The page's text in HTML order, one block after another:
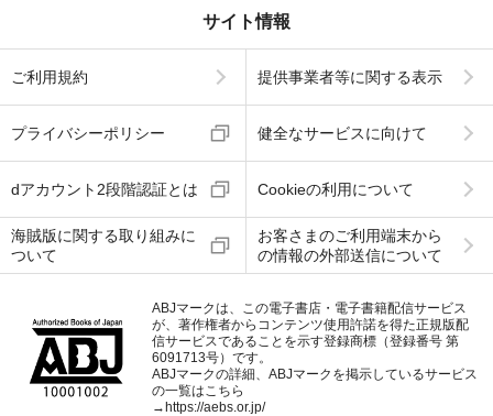
サイト情報
ご利用規約 提供事業者等に関する表示
プライバシーポリシー 健全なサービスに向けて
dアカウント2段階認証とは Cookieの利用について
海賊版に関する取り組みに
ついて
お客さまのご利用端末から
の情報の外部送信について
ABJマークは、この電子書店・電子書籍配信サービス
が、著作権者からコンテンツ使用許諾を得た正規版配
信サービスであることを示す登録商標（登録番号 第
6091713号）です。
ABJマークの詳細、ABJマークを掲示しているサービス
の一覧はこちら
→ https://aebs.or.jp/